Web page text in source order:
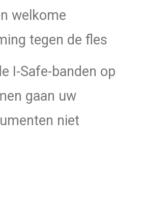
welkome
tegen de fles
I-Safe-banden op
gaan uw
niet